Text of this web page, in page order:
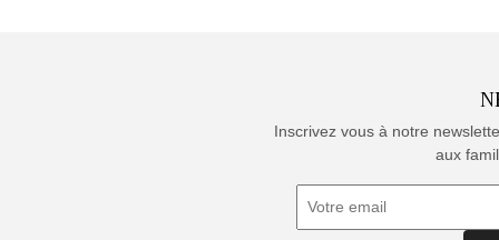
Inscrivez vous à notre
aux